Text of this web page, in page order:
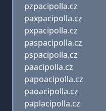
pzpacipolla.cz
paxpacipolla.cz
pxpacipolla.cz
paspacipolla.cz
pspacipolla.cz
paacipolla.cz
papoacipolla.cz
paoacipolla.cz
paplacipolla.cz